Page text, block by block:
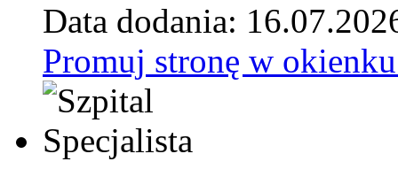
Data dodania:
Promuj stronę w